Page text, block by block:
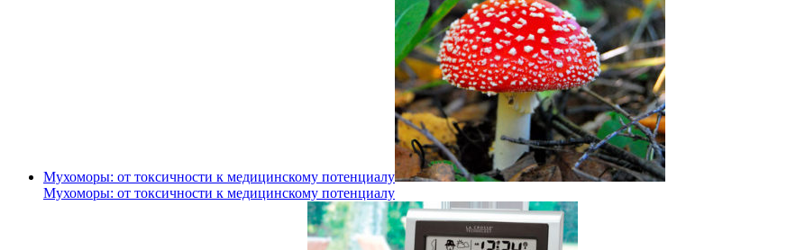
Мухоморы: от токсичности к медицинскому потенциалу
Мухоморы: от токсичности к медицинскому потенциалу